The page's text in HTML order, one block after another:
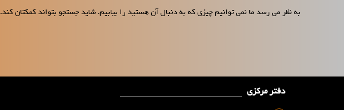
به نظر می رسد ما نمی توانیم چیزی که به دنبال آن هستید را بیابیم. شاید جستجو بتواند کمکتان کند.
دفتر مرکزی